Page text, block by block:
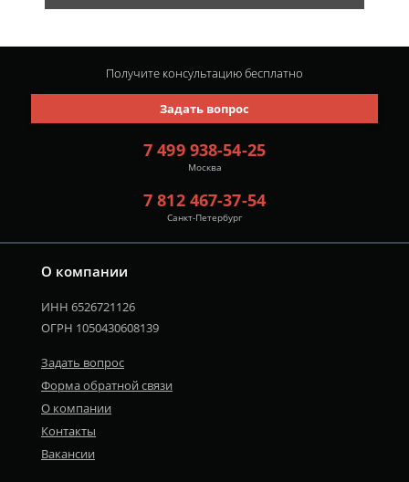
О компании
ИНН 6526721126
ОГРН 1050430608139
Задать вопрос
Форма обратной связи
О компании
Контакты
Вакансии
7 499 938-54-25
Москва
7 812 467-37-54
Санкт-Петербург
Задать вопрос
Получите консультациюбесплатно